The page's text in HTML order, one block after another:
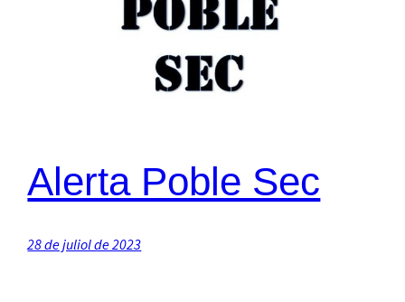
Alerta Poble Sec
28 de juliol de 2023